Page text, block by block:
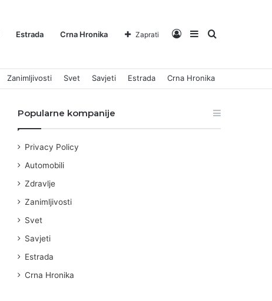
Estrada Crna Hronika Pretraga
Sidebar
Log
Zaprati
Zanimljivosti Svet Savjeti Estrada Crna Hronika
Popularne kompanije
Privacy Policy
Automobili
Zdravlje
Zanimljivosti
Svet
Savjeti
Estrada
Crna Hronika